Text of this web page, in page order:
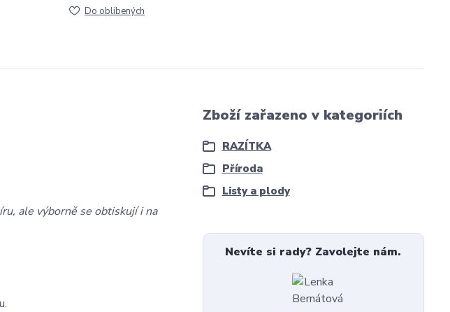
Do oblíbených
ale výborně se obtiskují i na
Zboží zařazeno v kategoriích
RAZÍTKA
Příroda
Listy a plody
Nevíte si rady? Zavolejte nám.